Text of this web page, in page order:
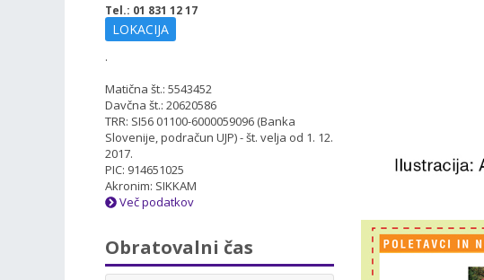
Tel.: 01 831 12 17
LOKACIJA
.
Matična št.: 5543452
Davčna št.: 20620586
TRR: SI56 01100-6000059096 (Banka
Slovenije, podračun UJP) - št. velja od 1. 12.
2017.
PIC: 914651025
Akronim: SIKKAM
Več podatkov
Obratovalni čas